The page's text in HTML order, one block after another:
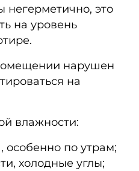
негерметично, это
на уровень
нарушен
на
влажности:
особенно по утрам;
холодные углы;